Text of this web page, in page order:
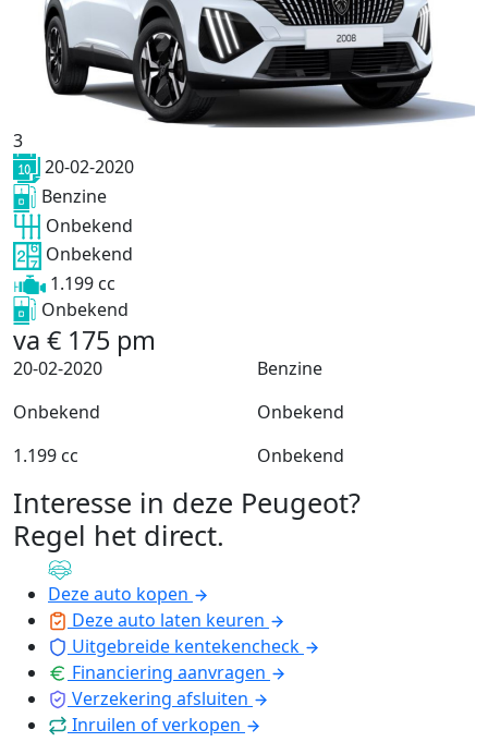
3
20-02-2020
Benzine
Onbekend
Onbekend
1.199 cc
Onbekend
va € 175 pm
20-02-2020
Benzine
Onbekend
Onbekend
1.199 cc
Onbekend
Interesse in deze Peugeot?
Regel het direct.
Deze auto kopen
Deze auto laten keuren
Uitgebreide kentekencheck
Financiering aanvragen
Verzekering afsluiten
Inruilen of verkopen